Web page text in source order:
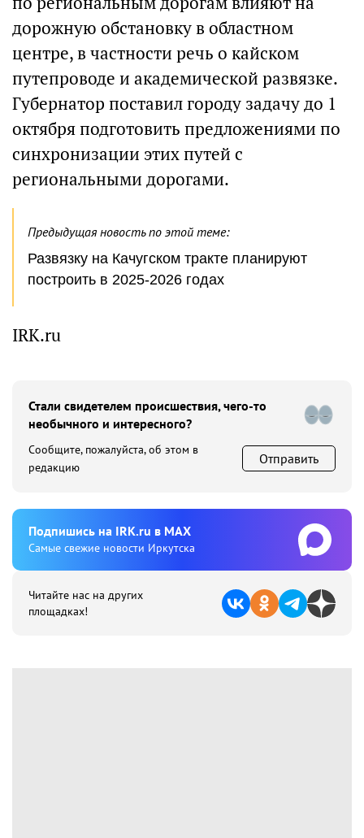
дорожную обстановку в областном
центре, в частности речь о кайском
путепроводе и академической развязке.
Губернатор поставил городу задачу до 1
октября подготовить предложениями по
синхронизации этих путей с
региональными дорогами.
Предыдущая новость по этой теме:
Развязку на Качугском тракте планируют
построить в 2025-2026 годах
IRK.ru
Стали свидетелем происшествия, чего-то
необычного и интересного?
Сообщите, пожалуйста, об этом в
редакцию
Отправить
Подпишиcь на IRK.ru в MAX
Cамые свежие новости Иркутска
Читайте нас на других
площадках!